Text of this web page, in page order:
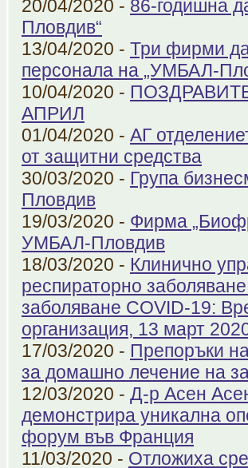
20/04/2020 - 86-годишна
Пловдив“
13/04/2020 - Три фирми
персонала на „УМБАЛ-
10/04/2020 -
АПРИЛ
01/04/2020 - АГ
от защитни средства
30/03/2020 - Група
Пловдив
19/03/2020 - Фирма
УМБАЛ-Пловдив
18/03/2020 - Клинично
респираторно
заболяване COVID-19:
организация, 13 март
17/03/2020 - Препоръки
за домашно лечение на
12/03/2020 - Д-р Асен
демонстрира уникална
форум във Франция
11/03/2020 - Отложиха